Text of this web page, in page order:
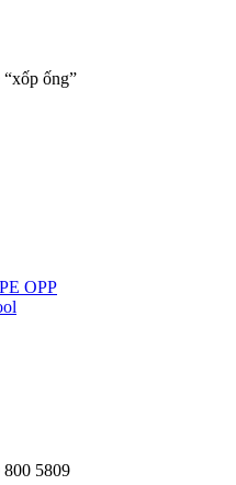
ống”
OPP
5809